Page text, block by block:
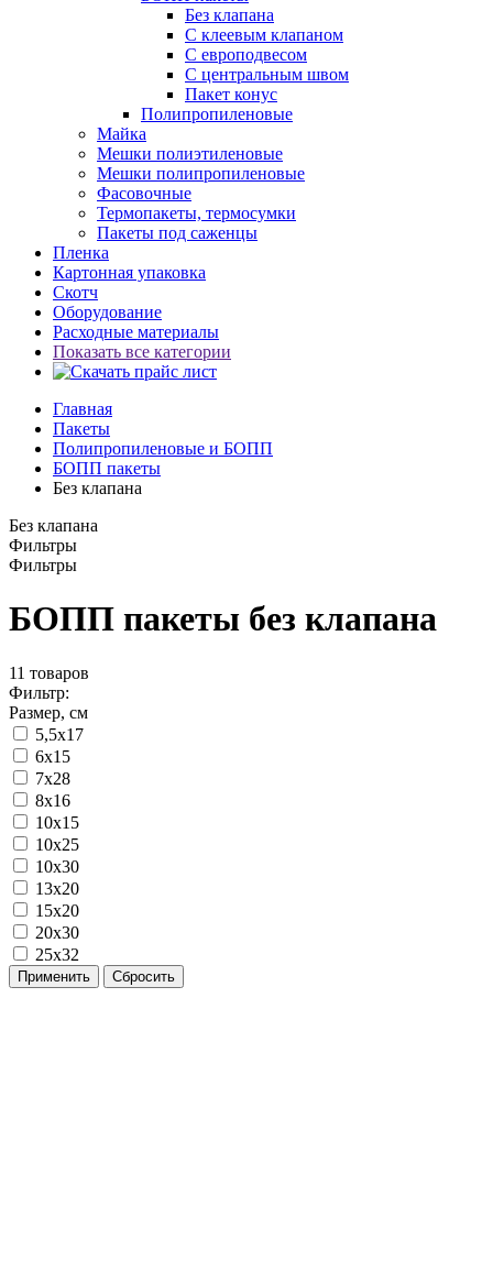
Без клапана
С клеевым клапаном
С европодвесом
С центральным швом
Пакет конус
Полипропиленовые
Майка
Мешки полиэтиленовые
Мешки полипропиленовые
Фасовочные
Термопакеты, термосумки
Пакеты под саженцы
Пленка
Картонная упаковка
Скотч
Оборудование
Расходные материалы
Показать все категории
Главная
Пакеты
Полипропиленовые и БОПП
БОПП пакеты
Без клапана
Без клапана
Фильтры
Фильтры
БОПП пакеты без клапана
11 товаров
Фильтр:
Размер, см
5,5x17
6x15
7x28
8x16
10x15
10x25
10x30
13x20
15x20
20x30
25x32
Применить Сбросить